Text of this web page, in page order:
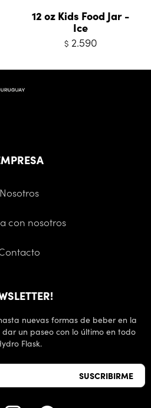
12 oz Kids Food Jar -
Ice
$ 2.590
Nosotros
con nosotros
nuevas formas de beber en la
un paseo con lo último en todo
Flask.
SUSCRIBIRME